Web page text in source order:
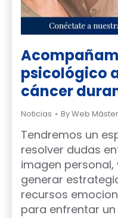
psicológico
cáncer
Noticias ByWeb
Tendremos un
resolver dudas
imagen
generar
recursos
para enfrentar